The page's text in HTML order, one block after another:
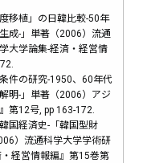
移植」の日韓比較-50年
成-」単著（2006）流通
大学論集-経済・経営情
件の研究-1950、60年代
明-」単著（2006）アジ
第12号, pp 163-172.
国経済史-「韓国型財
）流通科学大学学術研
経営情報編』第15巻第